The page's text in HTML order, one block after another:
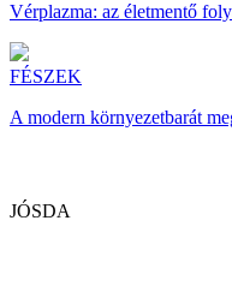
Vérplazma: az életmentő
FÉSZEK
A modern környezetbarát
JÓSDA